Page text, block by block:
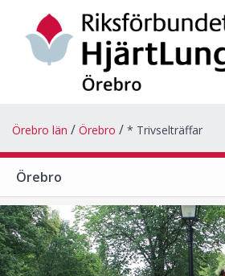
Örebro län Örebro * Trivselträffar
Örebro